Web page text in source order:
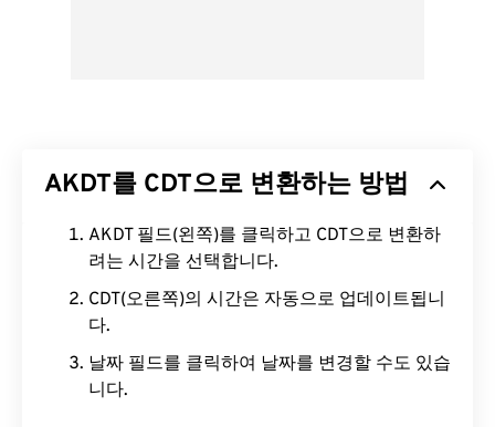
AKDT를 CDT으로 변환하는 방법
AKDT 필드(왼쪽)를 클릭하고 CDT으로 변환하
려는 시간을 선택합니다.
CDT(오른쪽)의 시간은 자동으로 업데이트됩니
다.
날짜 필드를 클릭하여 날짜를 변경할 수도 있습
니다.